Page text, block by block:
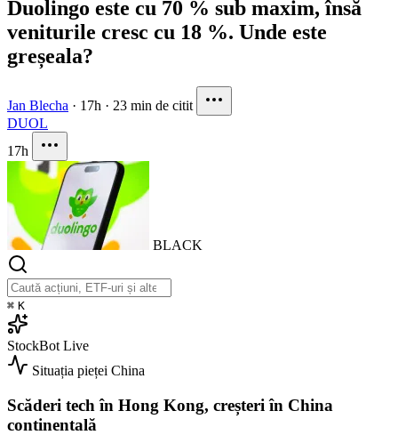
Duolingo este cu 70 % sub maxim, însă
veniturile cresc cu 18 %. Unde este
greșeala?
Jan Blecha · 17h · 23 min de citit
DUOL
17h
BLACK
⌘ K
StockBot Live
Situația pieței China
Scăderi tech în Hong Kong, creșteri în China
continentală